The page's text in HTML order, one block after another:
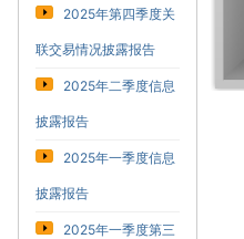
2025年第四季度关
联交易情况披露报告
2025年二季度信息
披露报告
2025年一季度信息
披露报告
2025年一季度第三